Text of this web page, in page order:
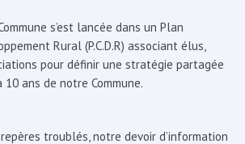
s’est lancée dans un Plan
Rural (P.C.D.R) associant élus,
pour définir une stratégie partagée
ans de notre Commune.
troublés, notre devoir d’information